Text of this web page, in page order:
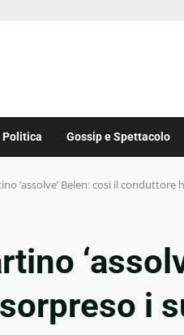
Politica Gossip e Spettacolo
‘assolve’ Belen: cosi il conduttore
i